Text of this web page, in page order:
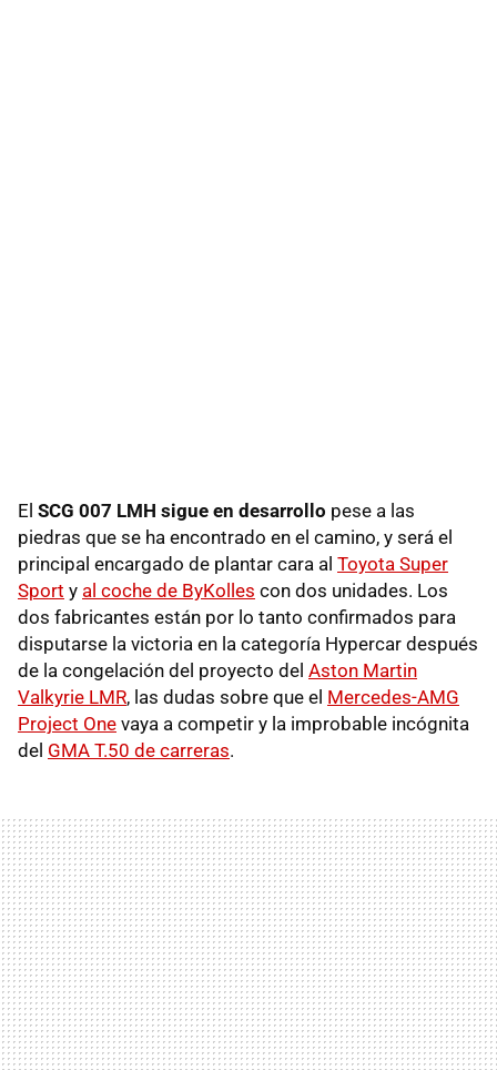
El SCG 007 LMH sigue en desarrollo pese a las
piedras que se ha encontrado en el camino, y será el
principal encargado de plantar cara al Toyota Super
Sport y al coche de ByKolles con dos unidades. Los
dos fabricantes están por lo tanto confirmados para
disputarse la victoria en la categoría Hypercar después
de la congelación del proyecto del Aston Martin
Valkyrie LMR, las dudas sobre que el Mercedes-AMG
Project One vaya a competir y la improbable incógnita
del GMA T.50 de carreras.